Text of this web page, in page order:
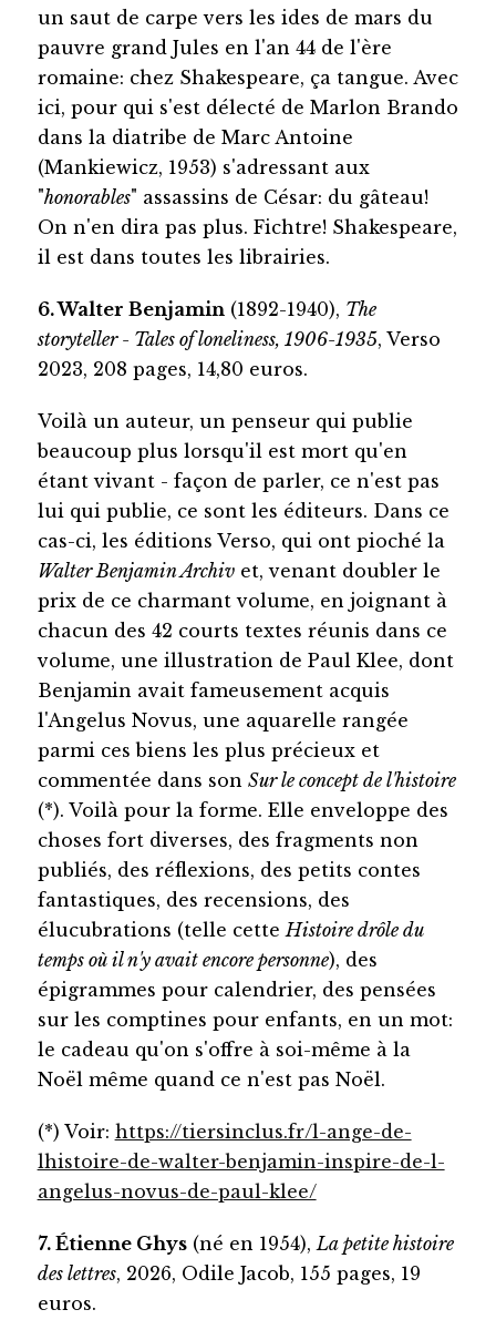
un saut de carpe vers les ides de mars du
pauvre grand Jules en l'an 44 de l'ère
romaine: chez Shakespeare, ça tangue. Avec
ici, pour qui s'est délecté de Marlon Brando
dans la diatribe de Marc Antoine
(Mankiewicz, 1953) s'adressant aux
"honorables" assassins de César: du gâteau!
On n'en dira pas plus. Fichtre! Shakespeare,
il est dans toutes les librairies.
6. Walter Benjamin (1892-1940), The
storyteller - Tales of loneliness, 1906-1935, Verso
2023, 208 pages, 14,80 euros.
Voilà un auteur, un penseur qui publie
beaucoup plus lorsqu'il est mort qu'en
étant vivant - façon de parler, ce n'est pas
lui qui publie, ce sont les éditeurs. Dans ce
cas-ci, les éditions Verso, qui ont pioché la
Walter Benjamin Archivet, venant doubler le
prix de ce charmant volume, en joignant à
chacun des 42 courts textes réunis dans ce
volume, une illustration de Paul Klee, dont
Benjamin avait fameusement acquis
l'Angelus Novus, une aquarelle rangée
parmi ces biens les plus précieux et
commentée dans son Sur le concept de l'histoire
(*). Voilà pour la forme. Elle enveloppe des
choses fort diverses, des fragments non
publiés, des réflexions, des petits contes
fantastiques, des recensions, des
élucubrations (telle cette Histoire drôle du
temps où il n'y avait encore personne), des
épigrammes pour calendrier, des pensées
sur les comptines pour enfants, en un mot:
le cadeau qu'on s'offre à soi-même à la
Noël même quand ce n'est pas Noël.
(*) Voir: https://tiersinclus.fr/l-ange-de-
lhistoire-de-walter-benjamin-inspire-de-l-
angelus-novus-de-paul-klee/
7. Étienne Ghys(né en 1954), La petite histoire
des lettres, 2026, Odile Jacob, 155 pages, 19
euros.